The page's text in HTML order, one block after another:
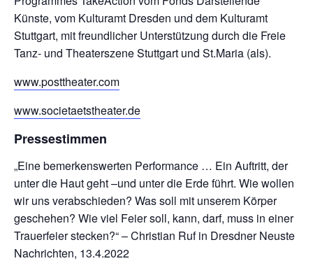
Künste, vom Kulturamt Dresden und dem Kulturamt
Stuttgart, mit freundlicher Unterstützung durch die Freie
Tanz- und Theaterszene Stuttgart und St.Maria (als).
www.posttheater.com
www.societaetstheater.de
Pressestimmen
„Eine bemerkenswerten Performance … Ein Auftritt, der
unter die Haut geht –und unter die Erde führt. Wie wollen
wir uns verabschieden? Was soll mit unserem Körper
geschehen? Wie viel Feier soll, kann, darf, muss in einer
Trauerfeier stecken?“ – Christian Ruf in Dresdner Neuste
Nachrichten, 13.4.2022